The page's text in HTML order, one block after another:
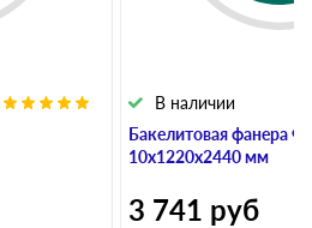
Бакелитовая фанера
10х1220х2440 мм
В наличии
3 741 руб